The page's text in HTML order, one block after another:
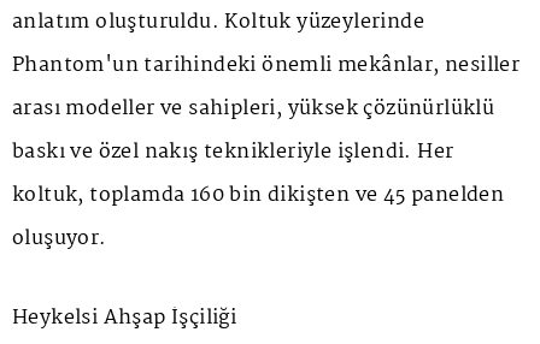
anlatım oluşturuldu. Koltuk yüzeylerinde
Phantom'un tarihindeki önemli mekânlar, nesiller
arası modeller ve sahipleri, yüksek çözünürlüklü
baskı ve özel nakış teknikleriyle işlendi. Her
koltuk, toplamda 160 bin dikişten ve 45 panelden
oluşuyor.
Heykelsi Ahşap İşçiliği